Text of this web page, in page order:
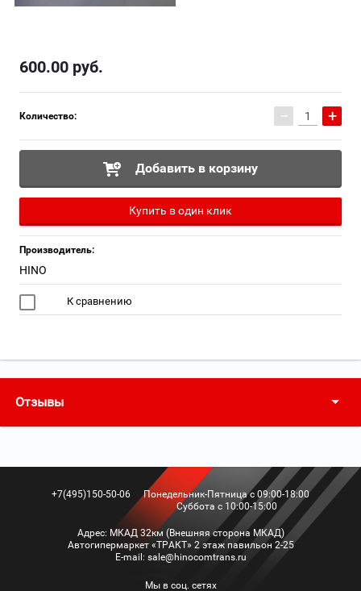
600.00 руб.
Количество: − +
Добавить в корзину
Купить в один клик
Производитель:
HINO
К сравнению
Отзывы
+7(495)150-50-06
Понедельник-Пятница с 09:00-18:00
Суббота с 10:00-15:00
Адрес: МКАД 32км (Внешняя сторона МКАД)
Автогипермаркет «ТРАКТ» 2 этаж павильон 2-25
Е-mail: sale@hinocomtrans.ru
Мы в соц. сетях